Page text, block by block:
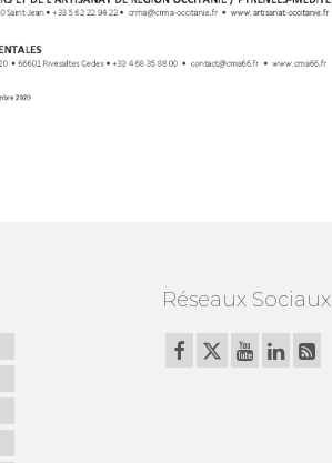
Réseaux Sociaux